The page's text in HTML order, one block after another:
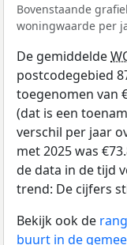
Bovenstaande
woningwaarde per
De gemiddelde
postcodegebied
toegenomen van
(dat is een
verschil per jaar
met 2025 was
de data in de tijd
trend: De cijfers
Bekijk ook de
buurt in de